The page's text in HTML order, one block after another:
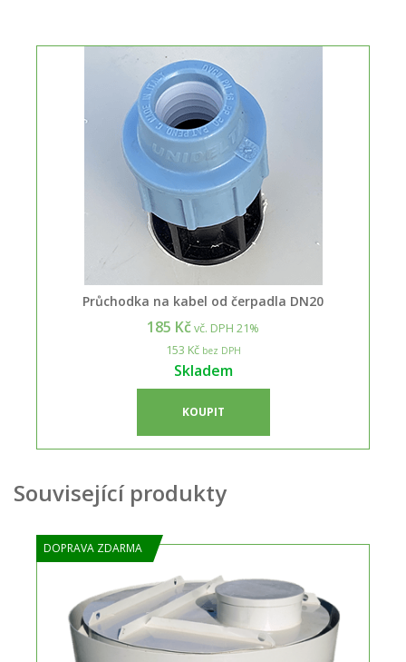
Průchodka na kabel od čerpadla DN20
185 Kčvč. DPH 21%
153 Kčbez DPH
Skladem
KOUPIT
Související produkty
DOPRAVA ZDARMA